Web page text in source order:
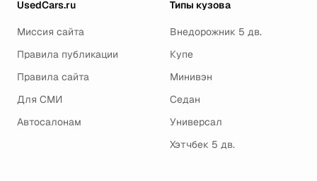
UsedCars.ru
Миссия сайта
Правила публикации
Правила сайта
Для СМИ
Автосалонам
Типы кузова
Внедорожник 5 дв.
Купе
Минивэн
Седан
Универсал
Хэтчбек 5 дв.